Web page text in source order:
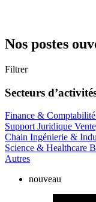
Nos postes
Filtrer
Secteurs
Finance & Comptabilité
SupportJuridique
Chain Ingénierie &
Science & Healthcare
Autres
nouveau